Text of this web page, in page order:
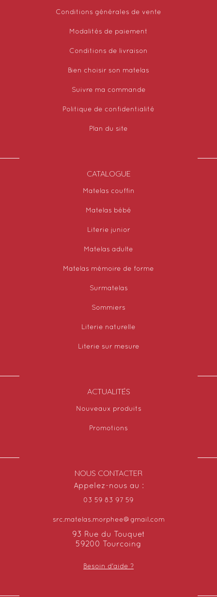
Conditions générales de vente
Modalités de paiement
Conditions de livraison
Bien choisir son matelas
Suivre ma commande
Politique de confidentialité
Plan du site
CATALOGUE
Matelas couffin
Matelas bébé
Literie junior
Matelas adulte
Matelas mémoire de forme
Surmatelas
Sommiers
Literie naturelle
Literie sur mesure
ACTUALITÉS
Nouveaux produits
Promotions
NOUS CONTACTER
Appelez-nous au :
03 59 83 97 59
src.matelas.morphee@gmail.com
93 Rue du Touquet
59200 Tourcoing
Besoin d'aide ?